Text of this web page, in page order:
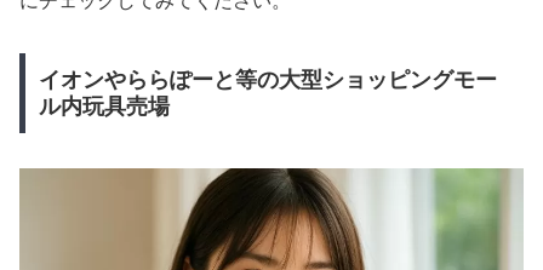
イオンやららぽーと等の大型ショッピングモー
ル内玩具売場